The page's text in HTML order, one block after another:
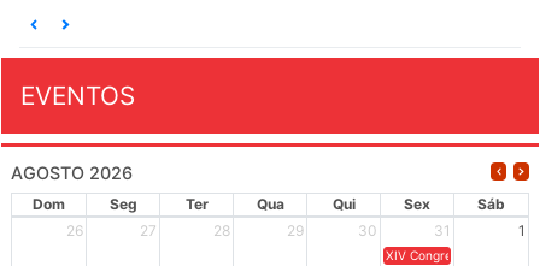
EVENTOS
AGOSTO 2026
Dom Seg Ter Qua Qui Sex
Sáb
26
27 28 29 30 31 1
XIV Congresso Brasileiro